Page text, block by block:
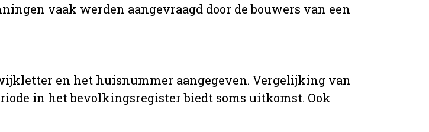
vaak werden aangevraagd door de bouwers van een
en het huisnummer aangegeven. Vergelijking van
in het bevolkingsregister biedt soms uitkomst. Ook